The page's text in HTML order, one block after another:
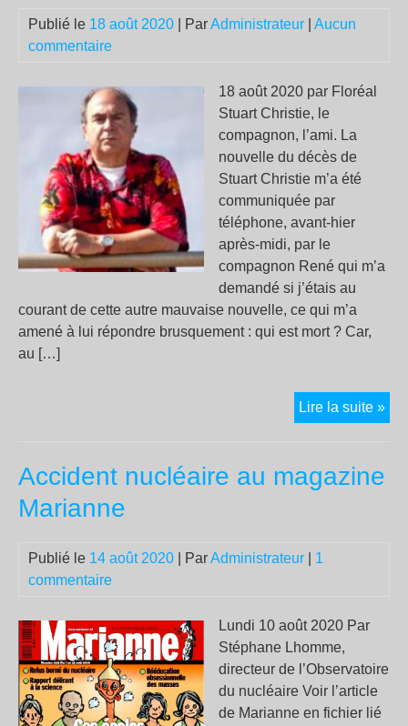
Publié le 18 août 2020 | ParAdministrateur
Aucun
commentaire
18 août 2020 par Floréal
Stuart Christie, le
compagnon, l’ami. La
nouvelle du décès de
Stuart Christie m’a été
communiquée par
téléphone, avant-hier
après-midi, par le
compagnon René qui m’a
demandé si j’étais au
courant de cette autre mauvaise nouvelle, ce qui m’a
amené à lui répondre brusquement : qui est mort ? Car,
au […]
Lire la suite »
Accident nucléaire au magazine
Marianne
Publié le 14 août 2020 | ParAdministrateur
1
commentaire
Lundi 10 août 2020 Par
Stéphane Lhomme,
directeur de l’Observatoire
du nucléaire Voir l’article
de Marianne en fichier lié